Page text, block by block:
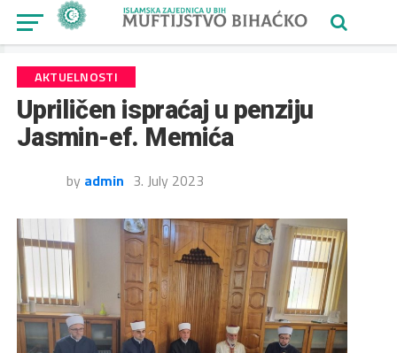
AKTUELNOSTI
Upriličen ispraćaj u penziju
Jasmin-ef. Memića
by admin 3. July 2023